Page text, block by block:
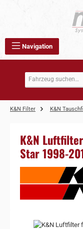
Navigation
K&N Filter K&N
K&N
Star 1998-
Bildergalerie